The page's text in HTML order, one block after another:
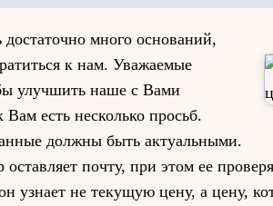
достаточно много оснований,
к нам. Уважаемые
улучшить наше с Вами
есть несколько просьб.
должны быть актуальными.
оставляет почту, при этом ее
узнает не текущую цену, а цену,